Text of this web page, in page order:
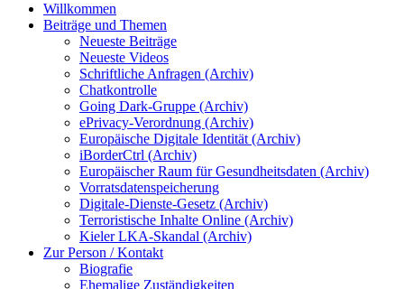
Willkommen
Beiträge und Themen
Neueste Beiträge
Neueste Videos
Schriftliche Anfragen (Archiv)
Chatkontrolle
Going Dark-Gruppe (Archiv)
ePrivacy-Verordnung (Archiv)
Europäische Digitale Identität (Archiv)
iBorderCtrl (Archiv)
Europäischer Raum für Gesundheitsdaten (Archiv)
Vorratsdatenspeicherung
Digitale-Dienste-Gesetz (Archiv)
Terroristische Inhalte Online (Archiv)
Kieler LKA-Skandal (Archiv)
Zur Person / Kontakt
Biografie
Ehemalige Zuständigkeiten